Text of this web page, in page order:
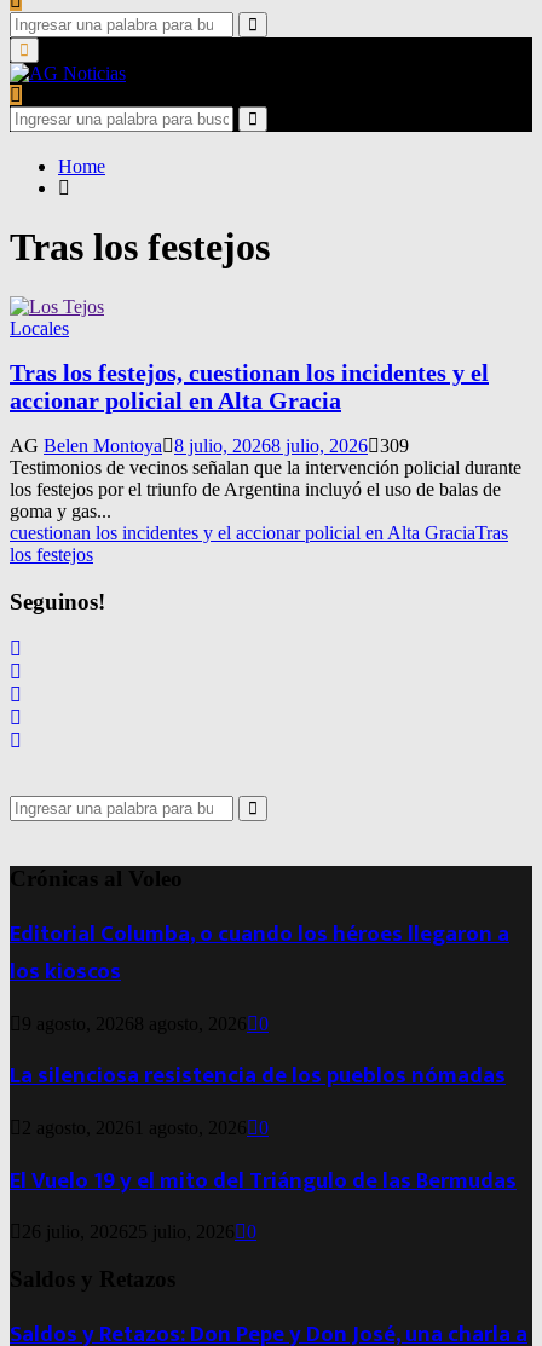
Search
for:
Search
Primary
Menu
Search
for:
Search
Home
Tras los festejos
Locales
Tras los festejos, cuestionan los incidentes y el
accionar policial en Alta Gracia
AG Belen Montoya 8 julio, 20268 julio, 2026 309
Testimonios de vecinos señalan que la intervención policial durante
los festejos por el triunfo de Argentina incluyó el uso de balas de
goma y gas...
cuestionan los incidentes y el accionar policial en Alta GraciaTras
los festejos
Seguinos!
Search
for:
Search
Crónicas al Voleo
Editorial Columba, o cuando los héroes llegaron a
los kioscos
9 agosto, 20268 agosto, 2026 0
La silenciosa resistencia de los pueblos nómadas
2 agosto, 2026 1 agosto, 2026 0
El Vuelo 19 y el mito del Triángulo de las Bermudas
26 julio, 202625 julio, 2026 0
Saldos y Retazos
Saldos y Retazos: Don Pepe y Don José, una charla a